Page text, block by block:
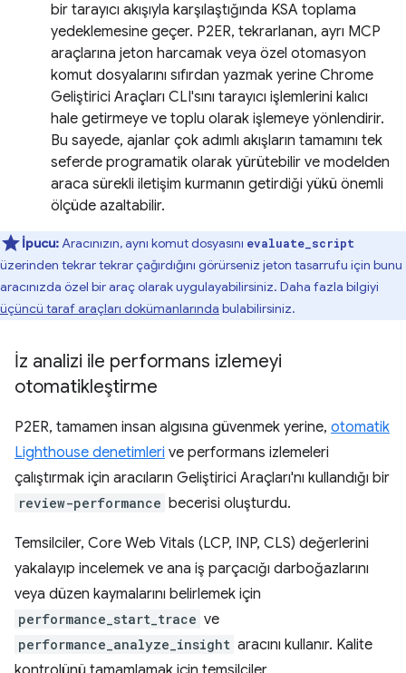
bir tarayıcı akışıyla karşılaştığında KSA toplama
yedeklemesine geçer. P2ER, tekrarlanan, ayrı MCP
araçlarına jeton harcamak veya özel otomasyon
komut dosyalarını sıfırdan yazmak yerine Chrome
Geliştirici Araçları CLI'sını tarayıcı işlemlerini kalıcı
hale getirmeye ve toplu olarak işlemeye yönlendirir.
Bu sayede, ajanlar çok adımlı akışların tamamını tek
seferde programatik olarak yürütebilir ve modelden
araca sürekli iletişim kurmanın getirdiği yükü önemli
ölçüde azaltabilir.
İpucu:Aracınızın, aynı komut dosyasını evaluate_script
üzerinden tekrar tekrar çağırdığını görürseniz jeton tasarrufu için bunu
aracınızda özel bir araç olarak uygulayabilirsiniz. Daha fazla bilgiyi
üçüncü taraf araçları dokümanlarında bulabilirsiniz.
İz analizi ile performans izlemeyi
otomatikleştirme
P2ER, tamamen insan algısına güvenmek yerine, otomatik
Lighthouse denetimleri ve performans izlemeleri
çalıştırmak için aracıların Geliştirici Araçları'nı kullandığı bir
review-performance becerisi oluşturdu.
Temsilciler, Core Web Vitals (LCP, INP, CLS) değerlerini
yakalayıp incelemek ve ana iş parçacığı darboğazlarını
veya düzen kaymalarını belirlemek için
performance_start_trace ve
performance_analyze_insight aracını kullanır. Kalite